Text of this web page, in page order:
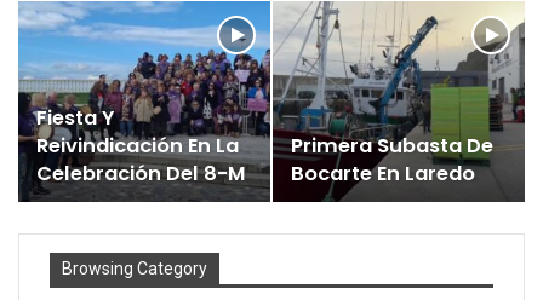
Fiesta Y
Reivindicación En La
Celebración Del 8-M
Primera Subasta De
Bocarte En Laredo
Browsing Category